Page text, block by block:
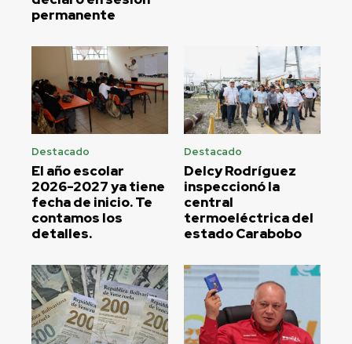
permanente
Destacado
El año escolar
2026-2027 ya tiene
fecha de inicio. Te
contamos los
detalles.
Destacado
Delcy Rodríguez
inspeccionó la
central
termoeléctrica del
estado Carabobo